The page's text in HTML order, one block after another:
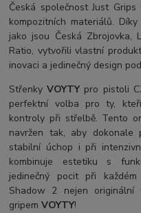
Česká společnost Just
kompozitních materiálů.
jako jsou Česká Zbrojovka,
Ratio, vytvořili vlastní
inovaci a jedinečný design
StřenkyVOYTY pro pistoli
perfektní volba pro ty,
kontroly při střelbě. Tento
navržen tak, aby
stabilní úchop i při
kombinuje estetiku s
jedinečný pocit při
Shadow 2 nejen
gripemVOYTY!